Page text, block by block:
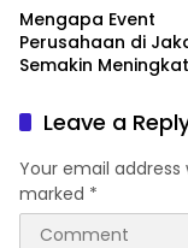
Mengapa Event
Perusahaan di
Semakin
Leave a
Your email address
marked *